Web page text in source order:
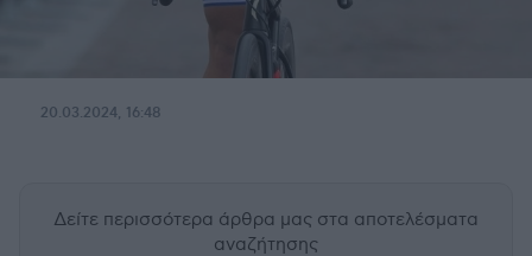
20.03.2024, 16:48
Δείτε περισσότερα άρθρα μας στα αποτελέσματα
αναζήτησης